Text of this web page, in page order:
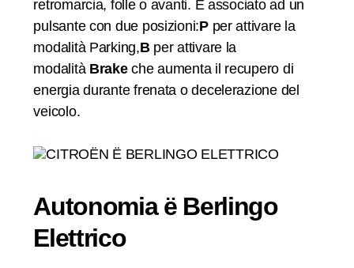
retromarcia, folle o avanti. È associato ad un
pulsante con due posizioni:Pper attivare la
modalità Parking,Bper attivare la
modalità Brakeche aumenta il recupero di
energia durante frenata o decelerazione del
veicolo.
Autonomia ë Berlingo
Elettrico